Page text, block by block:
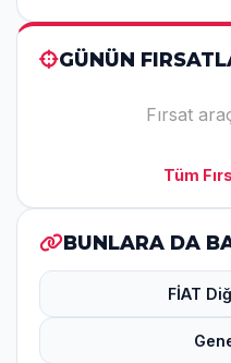
GÜNÜN
Fırsat
Tüm
BUNLARA DA
FİAT